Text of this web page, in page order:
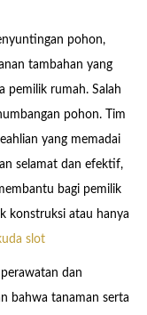
pohon,
tambahan yang
pemilik rumah. Salah
pohon. Tim
yang memadai
selamat dan efektif,
bagi pemilik
konstruksi atau hanya
slot
dan
bahwa tanaman serta